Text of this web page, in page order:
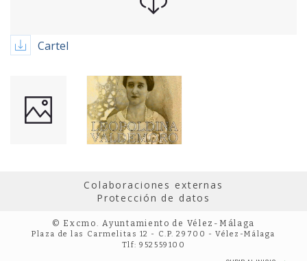
Cartel
Colaboraciones externas
Protección de datos
© Excmo. Ayuntamiento de Vélez-Málaga
Plaza de las Carmelitas 12 - C.P. 29700 - Vélez-Málaga
Tlf: 952559100